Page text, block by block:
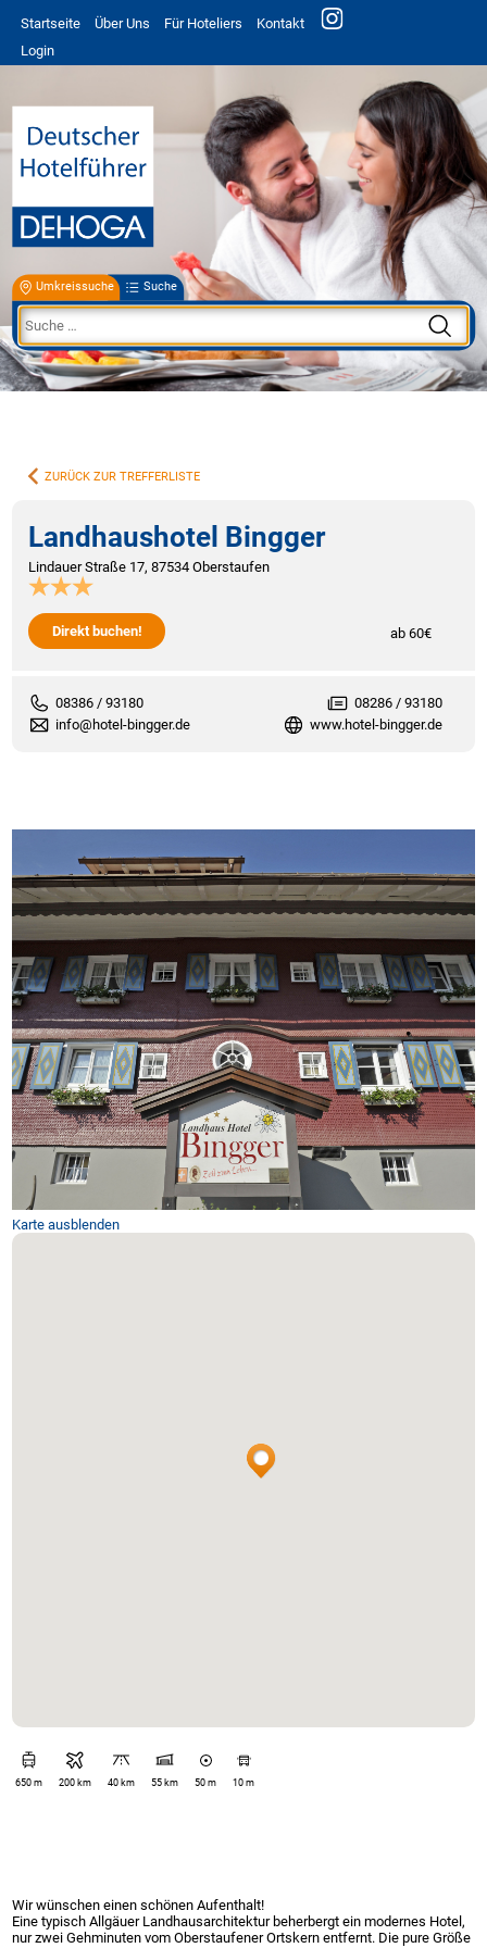
Startseite Über Uns Für Hoteliers
Kontakt
Login
Umkreissuche Suche
ZURÜCK ZUR TREFFERLISTE
Landhaushotel Bingger
Lindauer Straße 17, 87534 Oberstaufen
Direkt buchen! ab 60€
08386 / 93180
08286 / 93180
info@hotel-bingger.de
www.hotel-bingger.de
Karte ausblenden
650 m 200 km 40 km 55 km 50 m 10 m
Wir wünschen einen schönen Aufenthalt!
Eine typisch Allgäuer Landhausarchitektur beherbergt ein modernes Hotel,
nur zwei Gehminuten vom Oberstaufener Ortskern entfernt. Die pure Größe